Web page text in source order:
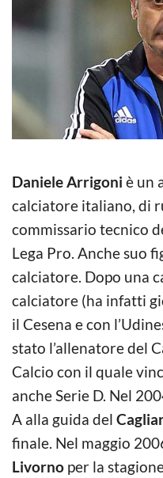
Daniele Arrigoni è un
calciatore italiano, di
commissario tecnico
Lega Pro. Anche suo
calciatore. Dopo una
calciatore (ha infatti
il Cesena e con
stato l’allenatore del
Calcio con il quale
anche Serie D. Nel
A alla guida del
finale. Nel maggio
Livorno per la